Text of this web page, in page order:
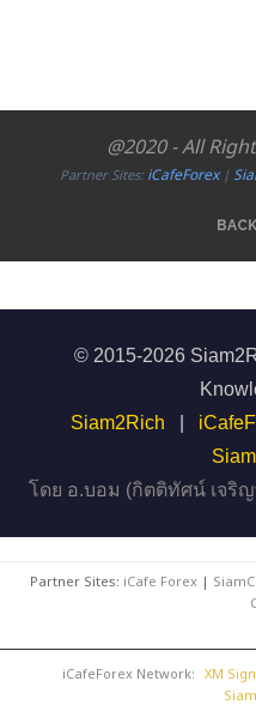
@2020 - All
Partner Sites:iCafeForex|
© 2015-2026
Siam2Rich
โดย อ.บอม (กิตติทัศน์ เจริ
Partner Sites: iCafe Forex|
iCafeForex Network: XM